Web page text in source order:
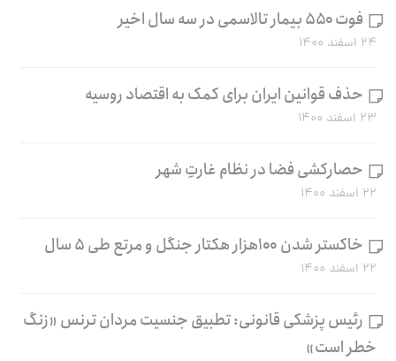
فوت ۵۵۰ بیمار تالاسمی در سه سال اخیر
۲۴ اسفند ۱۴۰۰
حذف قوانین ایران برای کمک به اقتصاد روسیه
۲۳ اسفند ۱۴۰۰
حصارکشی فضا در نظام غارتِ شهر
۲۲ اسفند ۱۴۰۰
خاکستر شدن ۱۰۰هزار هکتار جنگل و مرتع طی ۵ سال
۲۲ اسفند ۱۴۰۰
رئیس پزشکی قانونی: تطبیق جنسیت مردان ترنس «زنگ
خطر است»